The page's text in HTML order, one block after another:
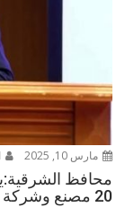
مارس 10, 2025
20 مصنع وشركة بالقطاع الخاص